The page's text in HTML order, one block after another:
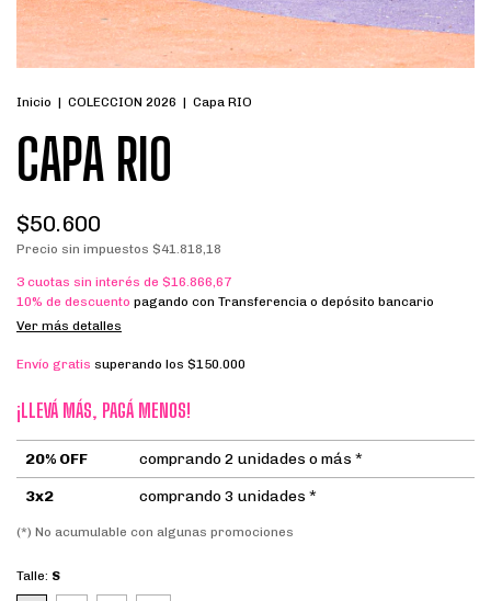
Inicio | COLECCION 2026 | Capa RIO
CAPA RIO
$50.600
Precio sin impuestos $41.818,18
3 cuotas sin interés de $16.866,67
10% de descuento pagando con Transferencia o depósito bancario
Ver más detalles
Envío gratis superando los $150.000
¡LLEVÁ MÁS, PAGÁ MENOS!
20% OFF
comprando 2 unidades o más *
3x2
comprando 3 unidades *
(*) No acumulable con algunas promociones
Talle: S